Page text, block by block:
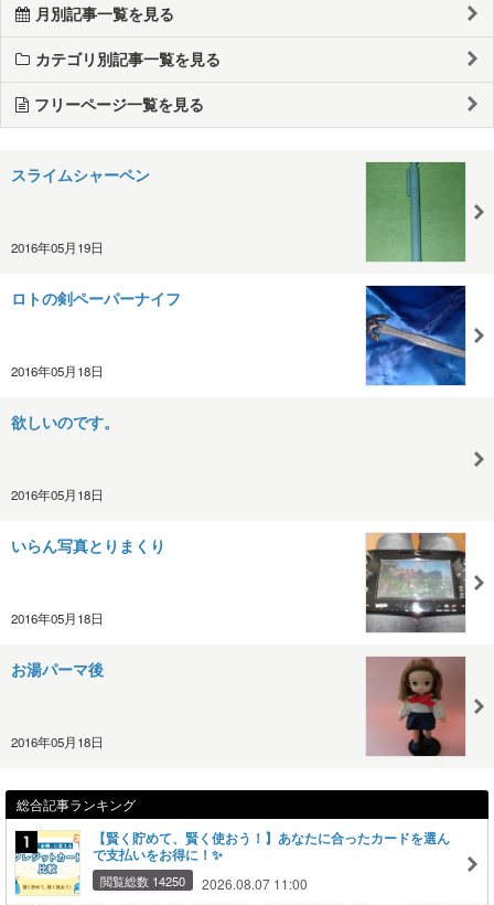
月別記事一覧を見る
カテゴリ別記事一覧を見る
フリーページ一覧を見る
スライムシャーペン
2016年05月19日
ロトの剣ペーパーナイフ
2016年05月18日
欲しいのです。
2016年05月18日
いらん写真とりまくり
2016年05月18日
お湯パーマ後
2016年05月18日
総合記事ランキング
【賢く貯めて、賢く使おう！】あなたに合ったカードを選ん
で支払いをお得に！✨
閲覧総数 14250 2026.08.07 11:00